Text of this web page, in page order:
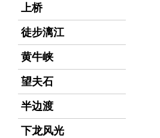
上桥
徒步漓江
黄牛峡
望夫石
半边渡
下龙风光